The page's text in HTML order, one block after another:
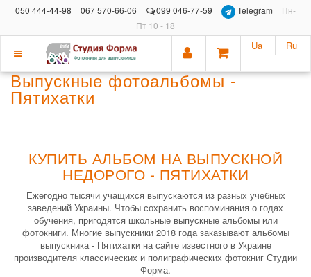
050 444-44-98 067 570-66-06 099 046-77-59 Telegram
Пн-
Пт 10 - 18
Показать
меню
Ua Ru
Выпускные фотоальбомы -
Пятихатки
КУПИТЬ АЛЬБОМ НА ВЫПУСКНОЙ
НЕДОРОГО - ПЯТИХАТКИ
Ежегодно тысячи учащихся выпускаются из разных учебных
заведений Украины. Чтобы сохранить воспоминания о годах
обучения, пригодятся школьные выпускные альбомы или
фотокниги. Многие выпускники 2018 года заказывают альбомы
выпускника - Пятихатки на сайте известного в Украине
производителя классических и полиграфических фотокниг Студии
Форма.